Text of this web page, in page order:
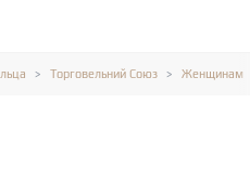
Торговельний Союз Женщинам